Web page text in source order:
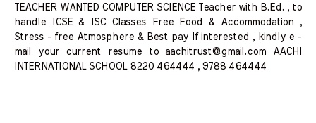
TEACHER WANTED COMPUTER SCIENCE Teacher with B.Ed. , to
handle ICSE & ISC Classes Free Food & Accommodation ,
Stress - free Atmosphere & Best pay If interested , kindly e -
mail your current resume to aachitrust@gmail.com AACHI
INTERNATIONAL SCHOOL 8220 464444 , 9788 464444